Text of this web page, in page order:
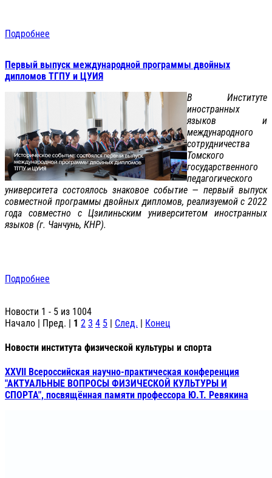
Подробнее
Первый выпуск международной программы двойных
дипломов ТГПУ и ЦУИЯ
В Институте
иностранных
языков и
международного
сотрудничества
Томского
государственного
педагогического
университета состоялось знаковое событие — первый выпуск
совместной программы двойных дипломов, реализуемой с 2022
года совместно с Цзилиньским университетом иностранных
языков (г. Чанчунь, КНР).
Подробнее
Новости 1 - 5 из 1004
Начало | Пред. | 1 2 3 4 5 | След. | Конец
Новости института физической культуры и спорта
XXVII Всероссийская научно-практическая конференция
"АКТУАЛЬНЫЕ ВОПРОСЫ ФИЗИЧЕСКОЙ КУЛЬТУРЫ И
СПОРТА", посвящённая памяти профессора Ю.Т. Ревякина